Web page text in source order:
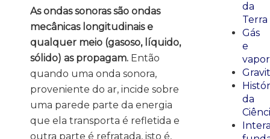
As ondas sonoras são ondas
mecânicas longitudinais e
qualquer meio (gasoso, líquido,
sólido) as propagam. Então
quando uma onda sonora,
proveniente do ar, incide sobre
uma parede parte da energia
que ela transporta é refletida e
outra parte é refratada, isto é,
da
Terra
Gás
e
vapor
da